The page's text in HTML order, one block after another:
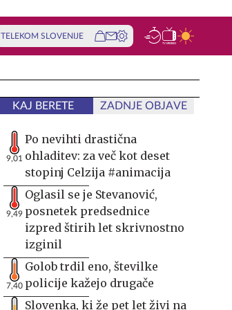
TELEKOM SLOVENIJE
KAJ BERETE ZADNJE OBJAVE
9,01
Po nevihti drastična
ohladitev: za več kot deset
stopinj Celzija #animacija
9,49
Oglasil se je Stevanović,
posnetek predsednice
izpred štirih let skrivnostno
izginil
7,40
Golob trdil eno, številke
policije kažejo drugače
Slovenka, ki že pet let živi na